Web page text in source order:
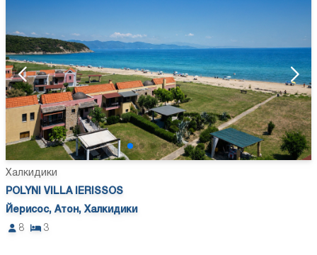
Халкидики
POLYNI VILLA IERISSOS
Йерисос, Атон, Халкидики
8
3